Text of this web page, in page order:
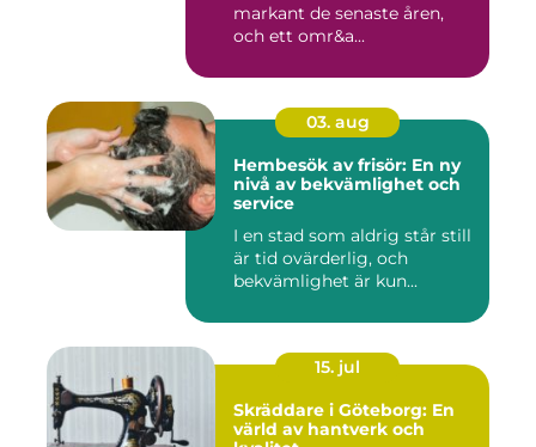
markant de senaste åren,
och ett omr&a...
03. aug
Hembesök av frisör: En ny
nivå av bekvämlighet och
service
I en stad som aldrig står still
är tid ovärderlig, och
bekvämlighet är kun...
15. jul
Skräddare i Göteborg: En
värld av hantverk och